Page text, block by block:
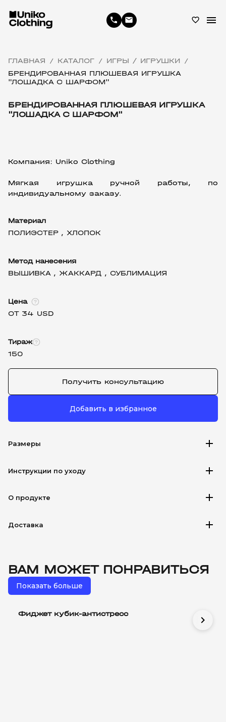
phone email favorite_border menu
ГЛАВНАЯ / КАТАЛОГ / ИГРЫ / ИГРУШКИ /
БРЕНДИРОВАННАЯ ПЛЮШЕВАЯ ИГРУШКА
"ЛОШАДКА С ШАРФОМ"
БРЕНДИРОВАННАЯ ПЛЮШЕВАЯ ИГРУШКА
"ЛОШАДКА С ШАРФОМ"
Компания: Uniko Clothing
Мягкая игрушка ручной работы, по
индивидуальному заказу.
Материал
ПОЛИЭСТЕР , ХЛОПОК
Метод нанесения
ВЫШИВКА , ЖАККАРД , СУБЛИМАЦИЯ
Цена
ОТ 34 USD
Тираж
150
Получить консультацию
Добавить в избранное
Размеры add
Инструкции по уходу add
О продукте add
Доставка add
ВАМ МОЖЕТ ПОНРАВИТЬСЯ
Показать больше
Фиджет кубик-антистресс
chevron_right